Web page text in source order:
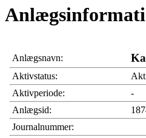
Anlægsnavn:
Aktivstatus:
Aktivperiode:
-
Anlægsid:
Journalnummer: